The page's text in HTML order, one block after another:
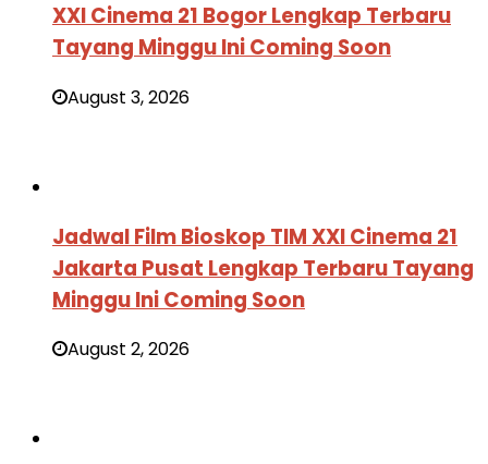
XXI Cinema 21 Bogor Lengkap Terbaru
Tayang Minggu Ini Coming Soon
August 3, 2026
Jadwal Film Bioskop TIM XXI Cinema 21
Jakarta Pusat Lengkap Terbaru Tayang
Minggu Ini Coming Soon
August 2, 2026